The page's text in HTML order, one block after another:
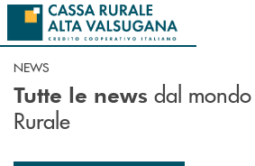
Salta al contenuto principale
NEWS
Tutte le news dal
Rurale